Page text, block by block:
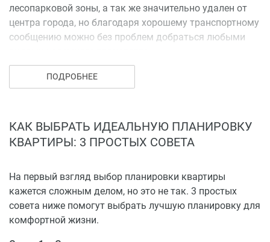
лесопарковой зоны, а так же значительно удален от
центра города, но благодаря хорошему транспортному
сообщению можно без проблем добраться любыми
В шаговой доступности дошкольные и
общеобразовательные учреждения, супермаркеты,
ПОДРОБНЕЕ
КАК ВЫБРАТЬ ИДЕАЛЬНУЮ ПЛАНИРОВКУ
КВАРТИРЫ: 3 ПРОСТЫХ СОВЕТА
На первый взгляд выбор планировки квартиры
кажется сложным делом, но это не так. 3 простых
совета ниже помогут выбрать лучшую планировку для
комфортной жизни.